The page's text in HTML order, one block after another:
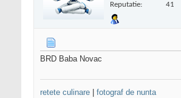
Reputatie: 41
BRD Baba Novac
retete culinare fotograf de nunta